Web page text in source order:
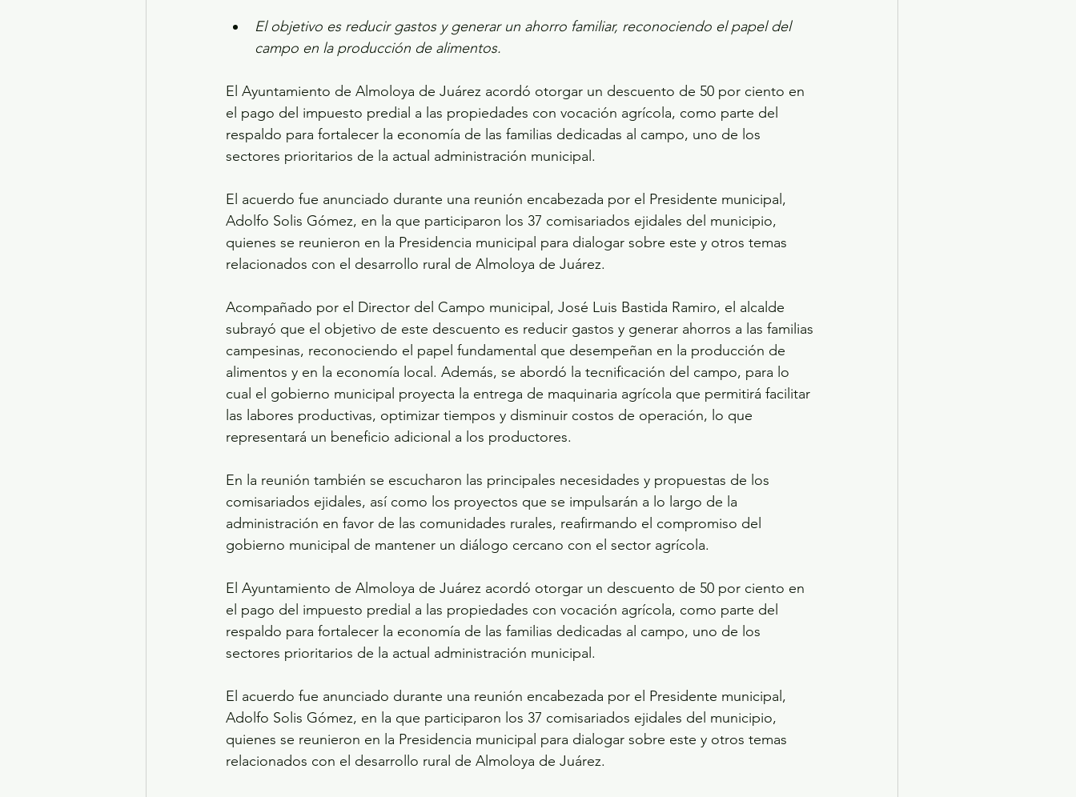
El objetivo es reducir gastos y generar un ahorro familiar, reconociendo el papel del
campo en la producción de alimentos.
El Ayuntamiento de Almoloya de Juárez acordó otorgar un descuento de 50 por ciento en
el pago del impuesto predial a las propiedades con vocación agrícola, como parte del
respaldo para fortalecer la economía de las familias dedicadas al campo, uno de los
sectores prioritarios de la actual administración municipal.
El acuerdo fue anunciado durante una reunión encabezada por el Presidente municipal,
Adolfo Solis Gómez, en la que participaron los 37 comisariados ejidales del municipio,
quienes se reunieron en la Presidencia municipal para dialogar sobre este y otros temas
relacionados con el desarrollo rural de Almoloya de Juárez.
Acompañado por el Director del Campo municipal, José Luis Bastida Ramiro, el alcalde
subrayó que el objetivo de este descuento es reducir gastos y generar ahorros a las familias
campesinas, reconociendo el papel fundamental que desempeñan en la producción de
alimentos y en la economía local. Además, se abordó la tecnificación del campo, para lo
cual el gobierno municipal proyecta la entrega de maquinaria agrícola que permitirá facilitar
las labores productivas, optimizar tiempos y disminuir costos de operación, lo que
representará un beneficio adicional a los productores.
En la reunión también se escucharon las principales necesidades y propuestas de los
comisariados ejidales, así como los proyectos que se impulsarán a lo largo de la
administración en favor de las comunidades rurales, reafirmando el compromiso del
gobierno municipal de mantener un diálogo cercano con el sector agrícola.
El Ayuntamiento de Almoloya de Juárez acordó otorgar un descuento de 50 por ciento en
el pago del impuesto predial a las propiedades con vocación agrícola, como parte del
respaldo para fortalecer la economía de las familias dedicadas al campo, uno de los
sectores prioritarios de la actual administración municipal.
El acuerdo fue anunciado durante una reunión encabezada por el Presidente municipal,
Adolfo Solis Gómez, en la que participaron los 37 comisariados ejidales del municipio,
quienes se reunieron en la Presidencia municipal para dialogar sobre este y otros temas
relacionados con el desarrollo rural de Almoloya de Juárez.